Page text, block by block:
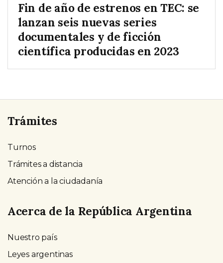
Fin de año de estrenos en TEC: se
lanzan seis nuevas series
documentales y de ficción
científica producidas en 2023
Trámites
Turnos
Trámites a distancia
Atención a la ciudadanía
Acerca de la República Argentina
Nuestro país
Leyes argentinas